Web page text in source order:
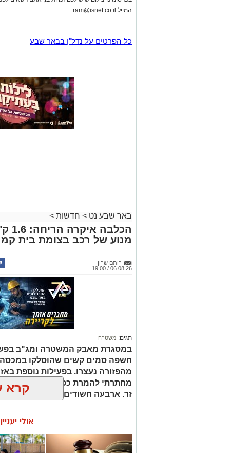
המייל: ram@isnet.co.il
כל הפרטים על נדל"ן בבאר שבע
באר שבע נט > חדשות >
מנוע של רכב בצומת בית
רותם שרון
06.08.26 / 19:00
תגים: משטרה
במסגרת מאבק המשטרה ומג"ב
חשפה סמים קשים שהוסלקו במכסה
מהפזורה נעצרו. בפעילות נוספת
מחתרתי להמרת כספים שנוהל
זר. ארבעה חשודים נעצרו בסך הכל.
קרא
אולי